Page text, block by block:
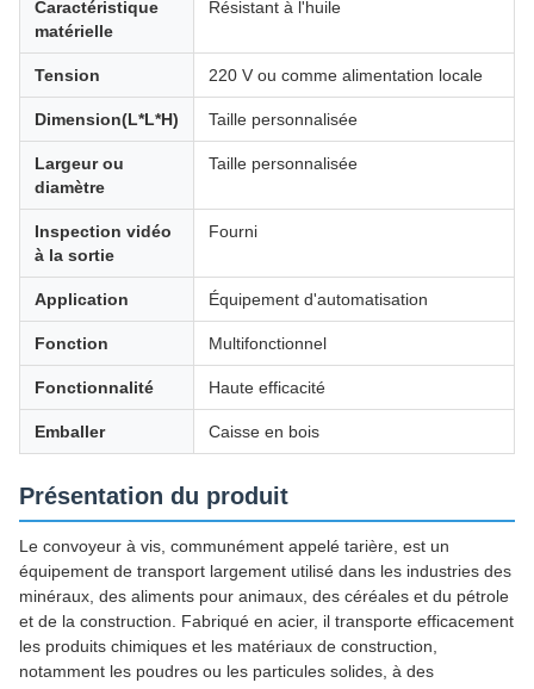
Caractéristique
matérielle
Résistant à l'huile
Tension 220 V ou comme alimentation locale
Dimension(L*L*H) Taille personnalisée
Largeur ou
diamètre
Taille personnalisée
Inspection vidéo
à la sortie
Fourni
Application Équipement d'automatisation
Fonction Multifonctionnel
Fonctionnalité Haute efficacité
Emballer Caisse en bois
Présentation du produit
Le convoyeur à vis, communément appelé tarière, est un
équipement de transport largement utilisé dans les industries des
minéraux, des aliments pour animaux, des céréales et du pétrole
et de la construction. Fabriqué en acier, il transporte efficacement
les produits chimiques et les matériaux de construction,
notamment les poudres ou les particules solides, à des